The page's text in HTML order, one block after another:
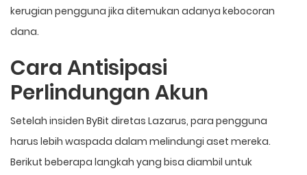
kerugian pengguna jika ditemukan adanya kebocoran
dana.
Cara Antisipasi
Perlindungan Akun
Setelah insiden ByBit diretas Lazarus, para pengguna
harus lebih waspada dalam melindungi aset mereka.
Berikut beberapa langkah yang bisa diambil untuk